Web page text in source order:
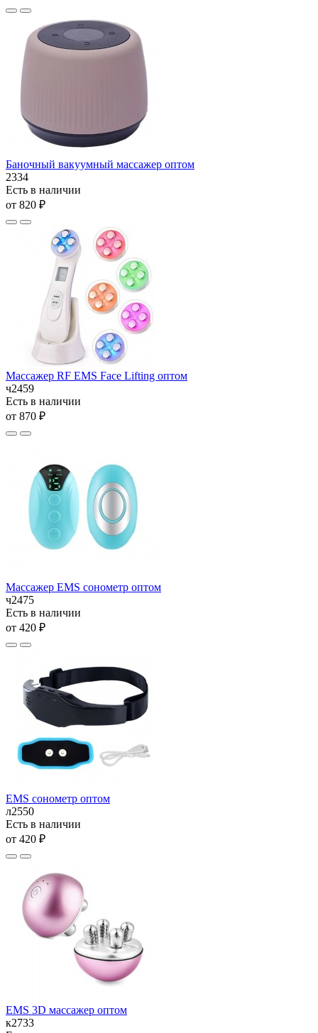
Баночный вакуумный массажер оптом
2334
Есть в наличии
от 820 ₽
Массажер RF EMS Face Lifting оптом
ч2459
Есть в наличии
от 870 ₽
Массажер EMS сонометр оптом
ч2475
Есть в наличии
от 420 ₽
EMS сонометр оптом
л2550
Есть в наличии
от 420 ₽
EMS 3D массажер оптом
к2733